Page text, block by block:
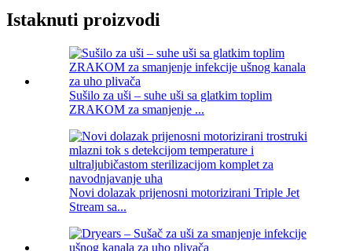
Istaknuti proizvodi
Sušilo za uši – suhe uši sa glatkim toplim
ZRAKOM za smanjenje ...
Novi dolazak prijenosni motorizirani Triple Jet
Stream sa...